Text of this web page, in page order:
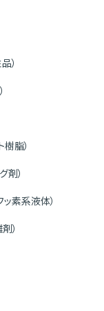
）
脂）
剤）
素系液体）
）